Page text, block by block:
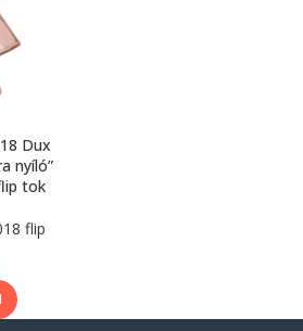
Dux
nyíló”
tok
flip